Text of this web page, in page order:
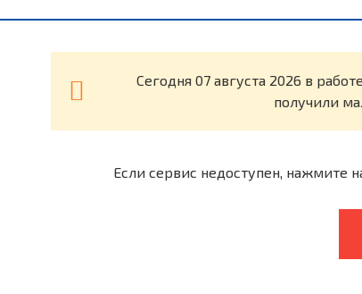
Cегодня 07 августа 2026 в
получили
Если сервис недоступен, нажмите